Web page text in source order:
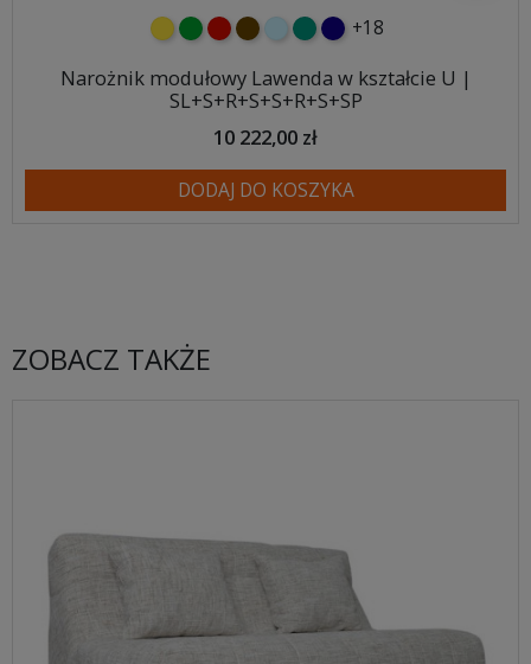
żółtyzielonyczerwony
czekoladowy
błękitnyturkusowy
granatowy
+18
Narożnik modułowy Lawenda w kształcie U |
SL+S+R+S+S+R+S+SP
10 222,00 zł
DODAJ DO KOSZYKA
ZOBACZ TAKŻE